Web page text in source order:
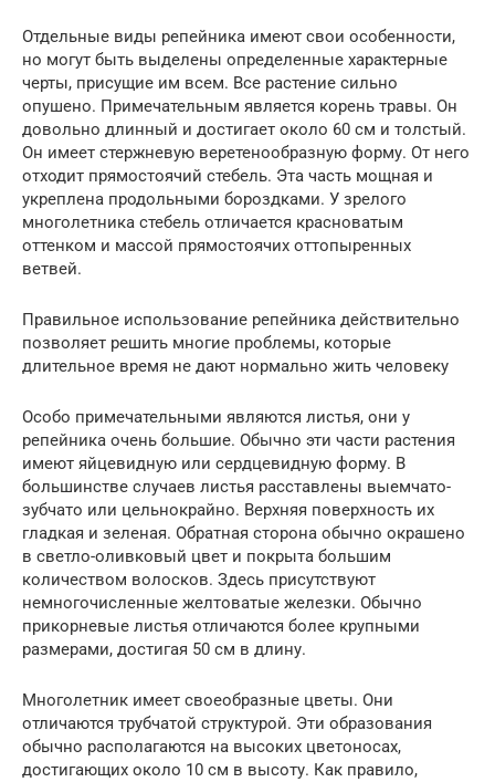
Отдельные виды репейника имеют свои особенности,
но могут быть выделены определенные характерные
черты, присущие им всем. Все растение сильно
опушено. Примечательным является корень травы. Он
довольно длинный и достигает около 60 см и толстый.
Он имеет стержневую веретенообразную форму. От него
отходит прямостоячий стебель. Эта часть мощная и
укреплена продольными бороздками. У зрелого
многолетника стебель отличается красноватым
оттенком и массой прямостоячих оттопыренных
ветвей.
Правильное использование репейника действительно
позволяет решить многие проблемы, которые
длительное время не дают нормально жить человеку
Особо примечательными являются листья, они у
репейника очень большие. Обычно эти части растения
имеют яйцевидную или сердцевидную форму. В
большинстве случаев листья расставлены выемчато-
зубчато или цельнокрайно. Верхняя поверхность их
гладкая и зеленая. Обратная сторона обычно окрашено
в светло-оливковый цвет и покрыта большим
количеством волосков. Здесь присутствуют
немногочисленные желтоватые железки. Обычно
прикорневые листья отличаются более крупными
размерами, достигая 50 см в длину.
Многолетник имеет своеобразные цветы. Они
отличаются трубчатой структурой. Эти образования
обычно располагаются на высоких цветоносах,
достигающих около 10 см в высоту. Как правило,